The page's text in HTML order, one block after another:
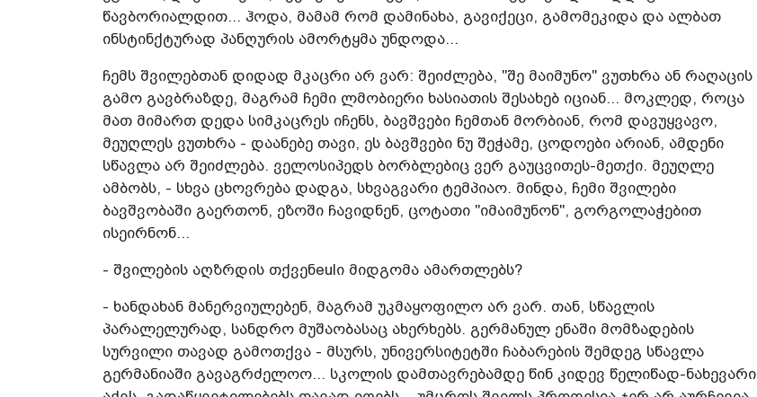
წავბორიალდით... ჰოდა, მამამ რომ დამინახა, გავიქეცი, გამომეკიდა და ალბათ
ინსტინქტურად პანღურის ამორტყმა უნდოდა...
ჩემს შვილებთან დიდად მკაცრი არ ვარ: შეიძლება, "შე მაიმუნო" ვუთხრა ან რაღაცის
გამო გავბრაზდე, მაგრამ ჩემი ლმობიერი ხასიათის შესახებ იციან... მოკლედ, როცა
მათ მიმართ დედა სიმკაცრეს იჩენს, ბავშვები ჩემთან მორბიან, რომ დავუყვავო,
მეუღლეს ვუთხრა - დაანებე თავი, ეს ბავშვები ნუ შეჭამე, ცოდოები არიან, ამდენი
სწავლა არ შეიძლება. ველოსიპედს ბორბლებიც ვერ გაუცვითეს-მეთქი. მეუღლე
ამბობს, - სხვა ცხოვრება დადგა, სხვაგვარი ტემპიაო. მინდა, ჩემი შვილები
ბავშვობაში გაერთონ, ეზოში ჩავიდნენ, ცოტათი "იმაიმუნონ", გორგოლაჭებით
ისეირნონ...
- შვილების აღზრდის თქვენeulი მიდგომა ამართლებს?
- ხანდახან მანერვიულებენ, მაგრამ უკმაყოფილო არ ვარ. თან, სწავლის
პარალელურად, სანდრო მუშაობასაც ახერხებს. გერმანულ ენაში მომზადების
სურვილი თავად გამოთქვა - მსურს, უნივერსიტეტში ჩაბარების შემდეგ სწავლა
გერმანიაში გავაგრძელოო... სკოლის დამთავრებამდე წინ კიდევ წელიწად-ნახევარი